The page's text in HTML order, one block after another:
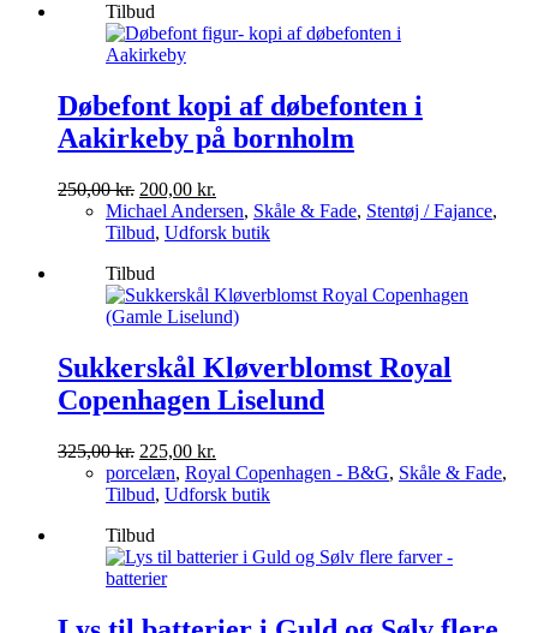
900,00 kr..
Tilbud
Døbefont kopi af døbefonten i
Aakirkeby på bornholm
250,00kr. Den
oprindelige
pris
250,00 kr..
200,00 kr.
aktuelle
pris
Michael Andersen, Skåle & Fade, Stentøj / Fajance,
Tilbud, Udforsk butik
Tilbud
Sukkerskål Kløverblomst Royal
Copenhagen Liselund
325,00kr. Den
oprindelige
pris
325,00 kr..
225,00 kr.
aktuelle
pris
porcelæn, Royal Copenhagen - B&G, Skåle & Fade,
Tilbud, Udforsk butik
Tilbud